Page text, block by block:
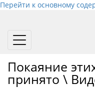
Перейти к основному
Toggle
Покаяние
принято \